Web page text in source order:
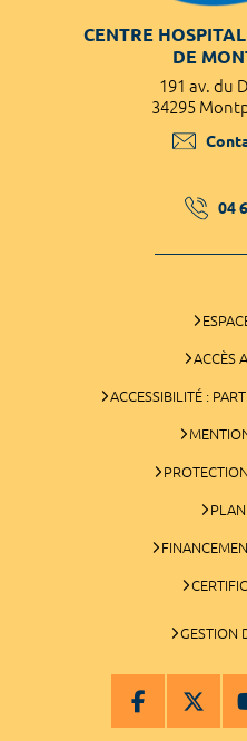
CENTRE
DE
191 av. du
34295
04
ACCÈS
ACCESSIBILITÉ :
GESTION